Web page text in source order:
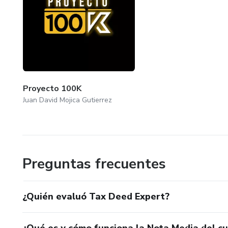
Proyecto 100K
Juan David Mojica Gutierrez
Preguntas frecuentes
¿Quién evaluó Tax Deed Expert?